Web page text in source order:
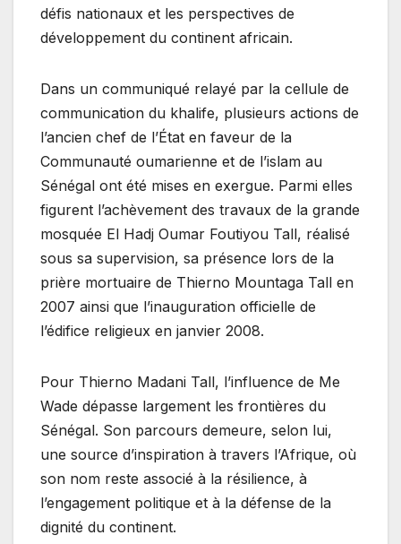
défis nationaux et les perspectives de
développement du continent africain.
Dans un communiqué relayé par la cellule de
communication du khalife, plusieurs actions de
l’ancien chef de l’État en faveur de la
Communauté oumarienne et de l’islam au
Sénégal ont été mises en exergue. Parmi elles
figurent l’achèvement des travaux de la grande
mosquée El Hadj Oumar Foutiyou Tall, réalisé
sous sa supervision, sa présence lors de la
prière mortuaire de Thierno Mountaga Tall en
2007 ainsi que l’inauguration officielle de
l’édifice religieux en janvier 2008.
Pour Thierno Madani Tall, l’influence de Me
Wade dépasse largement les frontières du
Sénégal. Son parcours demeure, selon lui,
une source d’inspiration à travers l’Afrique, où
son nom reste associé à la résilience, à
l’engagement politique et à la défense de la
dignité du continent.